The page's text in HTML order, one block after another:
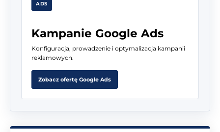
ADS
Kampanie Google Ads
Konfiguracja, prowadzenie i optymalizacja kampanii
reklamowych.
Zobacz ofertę Google Ads